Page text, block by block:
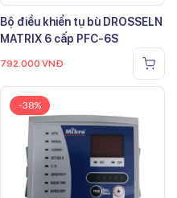
Bộ điều khiển tụ bù DROSSELN
MATRIX 6 cấp PFC-6S
792.000 VNĐ
-38%